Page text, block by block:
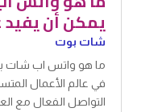
يمكن أن
شات بوت
ما هو واتس اب شات
في عالم الأعمال
التواصل الفعال مع